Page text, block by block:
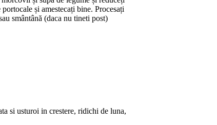
și amestecați bine. Procesați
smântână (daca nu tineti post)
si usturoi in crestere, ridichi de luna,